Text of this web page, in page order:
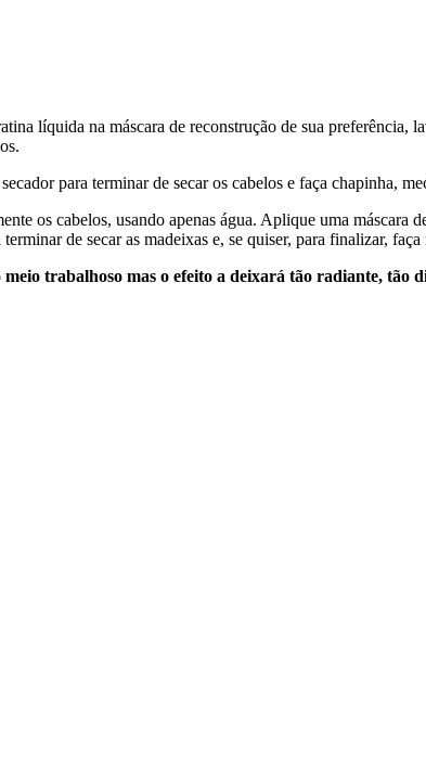
líquida na máscara de reconstrução de sua
para terminar de secar os cabelos e faça chapinha,
os cabelos, usando apenas água. Aplique uma
de secar as madeixas e, se quiser, para finalizar,
trabalhoso mas o efeito a deixará tão radiante, tão